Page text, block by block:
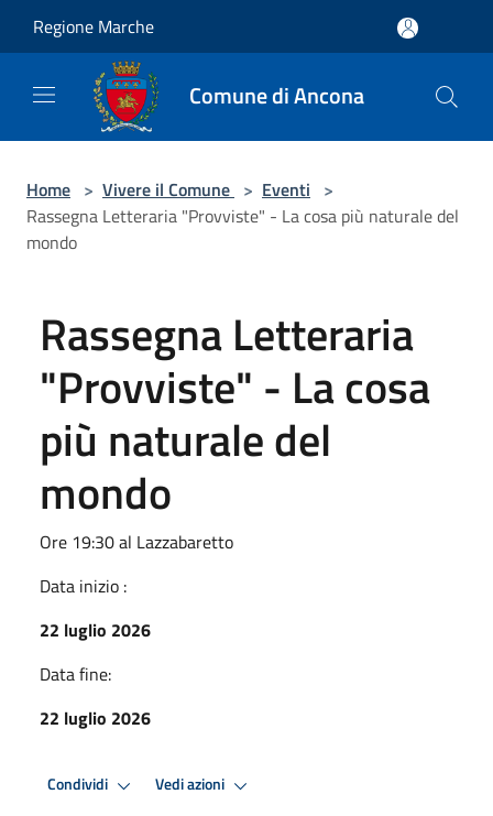
Regione Marche
Comune di Ancona
Home > Vivere il Comune > Eventi >
Rassegna Letteraria "Provviste" - La cosa più naturale del
mondo
Rassegna Letteraria
"Provviste" - La cosa
più naturale del
mondo
Ore 19:30 al Lazzabaretto
Data inizio :
22 luglio 2026
Data fine:
22 luglio 2026
Condividi Vedi azioni